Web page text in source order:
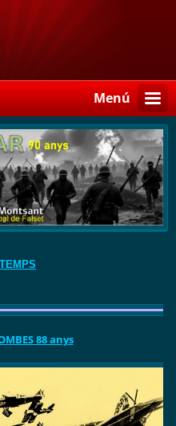
Menú
88 anys